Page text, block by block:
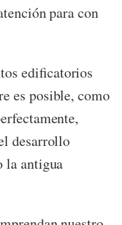
para con
edificatorios
es posible, como
desarrollo
la antigua